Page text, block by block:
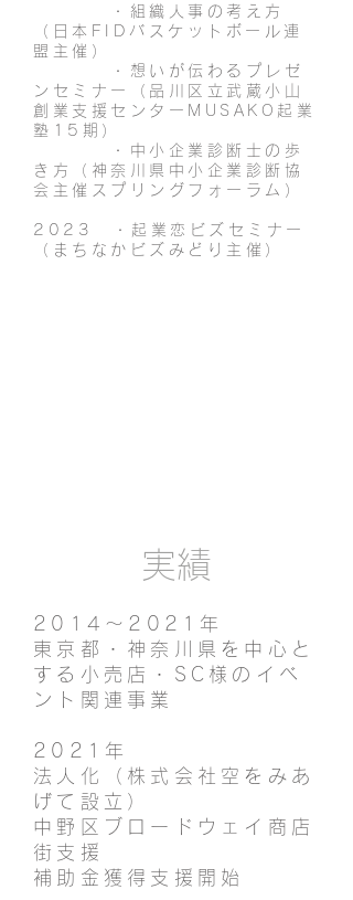
・組織人事の考え方
（日本FIDバスケットボール連
盟主催）
・想いが伝わるプレゼ
ンセミナー（品川区立武蔵小山
創業支援センターMUSAKO起業
塾15期）
・中小企業診断士の歩
き方（神奈川県中小企業診断協
会主催スプリングフォーラム）
2023 ・起業恋ビズセミナー
（まちなかビズみどり主催）
実績
2014～2021年
東京都・神奈川県を中心と
する小売店・SC様のイベ
ント関連事業
2021年
法人化（株式会社空をみあ
げて設立）
中野区ブロードウェイ商店
街支援
補助金獲得支援開始